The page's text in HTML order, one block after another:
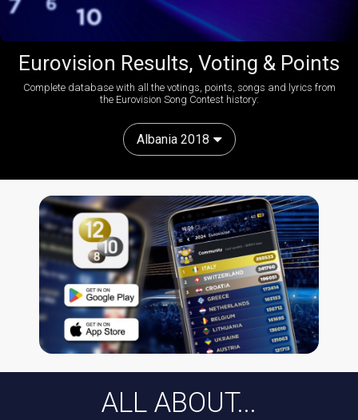
Eurovision Results, Voting & Points
Complete database with all the votings, points, songs and lyrics from
the Eurovision Song Contest history:
Albania 2018
ALL ABOUT...